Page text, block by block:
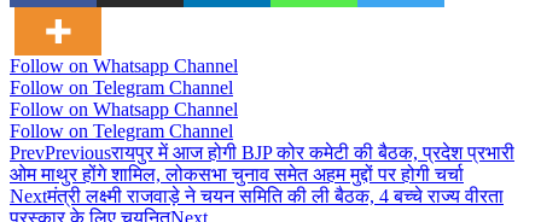
Follow on Whatsapp Channel
Follow on Telegram Channel
Follow on Whatsapp Channel
Follow on Telegram Channel
PrevPreviousरायपुर में आज होगी BJP कोर कमेटी की बैठक, प्रदेश प्रभारी
ओम माथुर होंगे शामिल, लोकसभा चुनाव समेत अहम मुद्दों पर होगी चर्चा
Nextमंत्री लक्ष्मी राजवाड़े ने चयन समिति की ली बैठक, 4 बच्चे राज्य वीरता